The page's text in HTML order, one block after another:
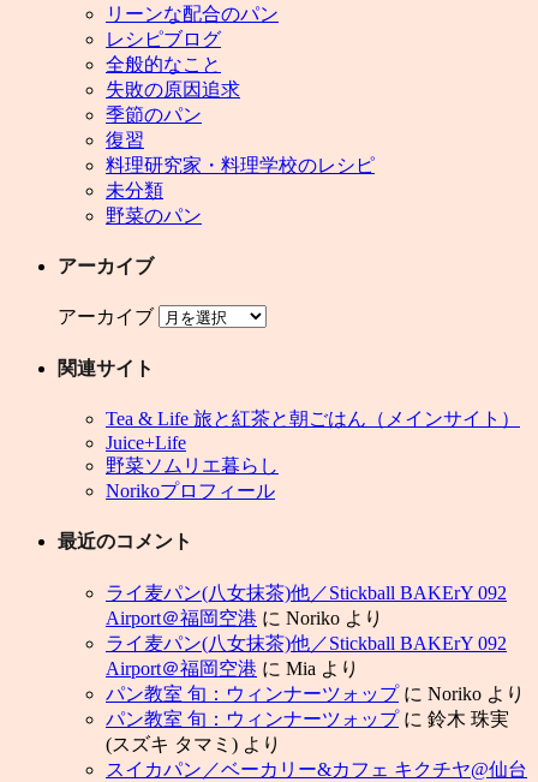
リーンな配合のパン
レシピブログ
全般的なこと
失敗の原因追求
季節のパン
復習
料理研究家・料理学校のレシピ
未分類
野菜のパン
アーカイブ
アーカイブ
関連サイト
Tea & Life 旅と紅茶と朝ごはん（メインサイト）
Juice+Life
野菜ソムリエ暮らし
Norikoプロフィール
最近のコメント
ライ麦パン(八女抹茶)他／Stickball BAKErY 092
Airport＠福岡空港 に Noriko より
ライ麦パン(八女抹茶)他／Stickball BAKErY 092
Airport＠福岡空港 に Mia より
パン教室 旬：ウィンナーツォップに Noriko より
パン教室 旬：ウィンナーツォップに 鈴木 珠実
(スズキ タマミ) より
スイカパン／ベーカリー&カフェ キクチヤ@仙台